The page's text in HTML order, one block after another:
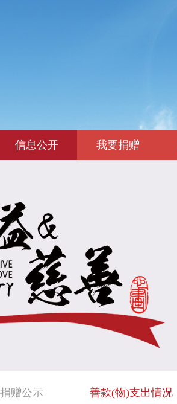
信息公开 我要捐赠
赠公示 善款(物)支出情况